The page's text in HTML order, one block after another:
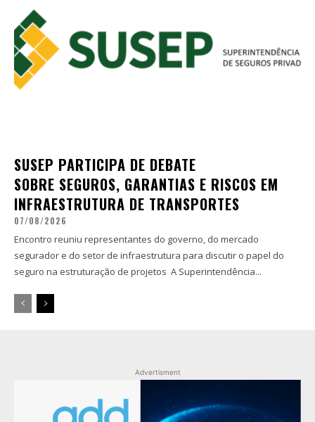
SUSEP PARTICIPA DE DEBATE
SOBRE SEGUROS, GARANTIAS E RISCOS EM
INFRAESTRUTURA DE TRANSPORTES
07/08/2026
Encontro reuniu representantes do governo, do mercado
segurador e do setor de infraestrutura para discutir o papel do
seguro na estruturação de projetos A Superintendência...
Advertisment